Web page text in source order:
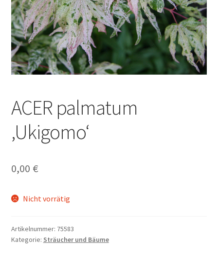
ACER palmatum
‚Ukigomo‘
0,00 €
Nicht vorrätig
Artikelnummer: 75583
Kategorie: Sträucher und Bäume